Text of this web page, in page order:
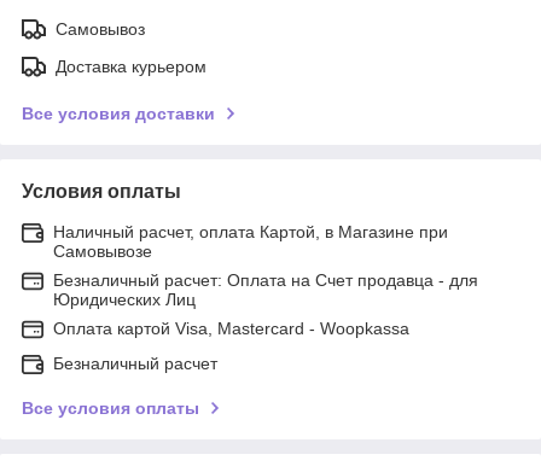
Самовывоз
Доставка курьером
Все условия доставки
Условия оплаты
Наличный расчет, оплата Картой, в Магазине при
Самовывозе
Безналичный расчет: Оплата на Счет продавца - для
Юридических Лиц
Оплата картой Visa, Mastercard - Woopkassa
Безналичный расчет
Все условия оплаты